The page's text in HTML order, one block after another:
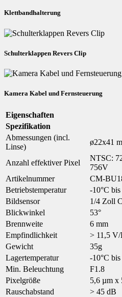
Klettbandhalterung
Schulterklappen Revers Clip
Kamera Kabel und Fernsteuerung
Eigenschaften
Spezifikation
Abmessungen (incl.
Linse)
ø22x41
Anzahl effektiver Pixel
NTSC:
756V
Artikelnummer
CM-
Betriebstemperatur
-10°C
Bildsensor
1/4 Zoll
Blickwinkel
53°
Brennweite
6 mm
Empfindlichkeit
> 11,5
Gewicht
35g
Lagertemperatur
-10°C
Min. Beleuchtung
F1.8
Pixelgröße
5,6 µm x
Rauschabstand
> 45 dB